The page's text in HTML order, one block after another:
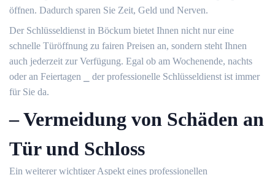
öffnen. Dadurch sparen Sie Zeit, Geld und Nerven.​
Der Schlüsseldienst in Böckum bietet Ihnen nicht nur eine
schnelle Türöffnung zu fairen Preisen an, sondern steht Ihnen
auch jederzeit zur Verfügung.​ Egal ob am Wochenende, nachts
oder an Feiertagen ⎯ der professionelle Schlüsseldienst ist immer
für Sie da.​
– Vermeidung von Schäden an
Tür und Schloss
Ein weiterer wichtiger Aspekt eines professionellen